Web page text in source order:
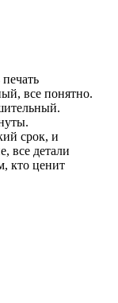
все понятно.
срок, и
все детали
кто ценит